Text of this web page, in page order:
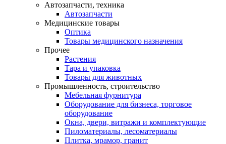
Автозапчасти, техника
Автозапчасти
Медицинские товары
Оптика
Товары медицинского назначения
Прочее
Растения
Тара и упаковка
Товары для животных
Промышленность, строительство
Мебельная фурнитура
Оборудование для бизнеса, торговое
оборудование
Окна, двери, витражи и комплектующие
Пиломатериалы, лесоматериалы
Плитка, мрамор, гранит